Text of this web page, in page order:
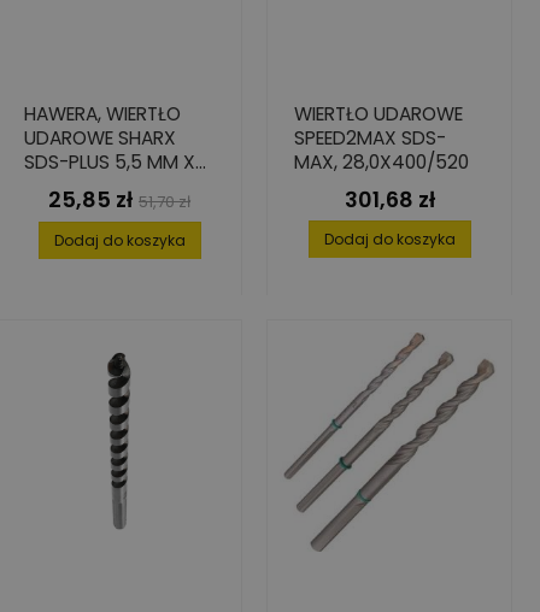
HAWERA, WIERTŁO
UDAROWE SHARX
SDS-PLUS 5,5 MM X
215 MM / 150 MM
Cena
25,85 zł Cena
podstawowa
51,70 zł
Dodaj do koszyka
WIERTŁO UDAROWE
SPEED2MAX SDS-
MAX, 28,0X400/520
Cena
301,68 zł
Dodaj do koszyka